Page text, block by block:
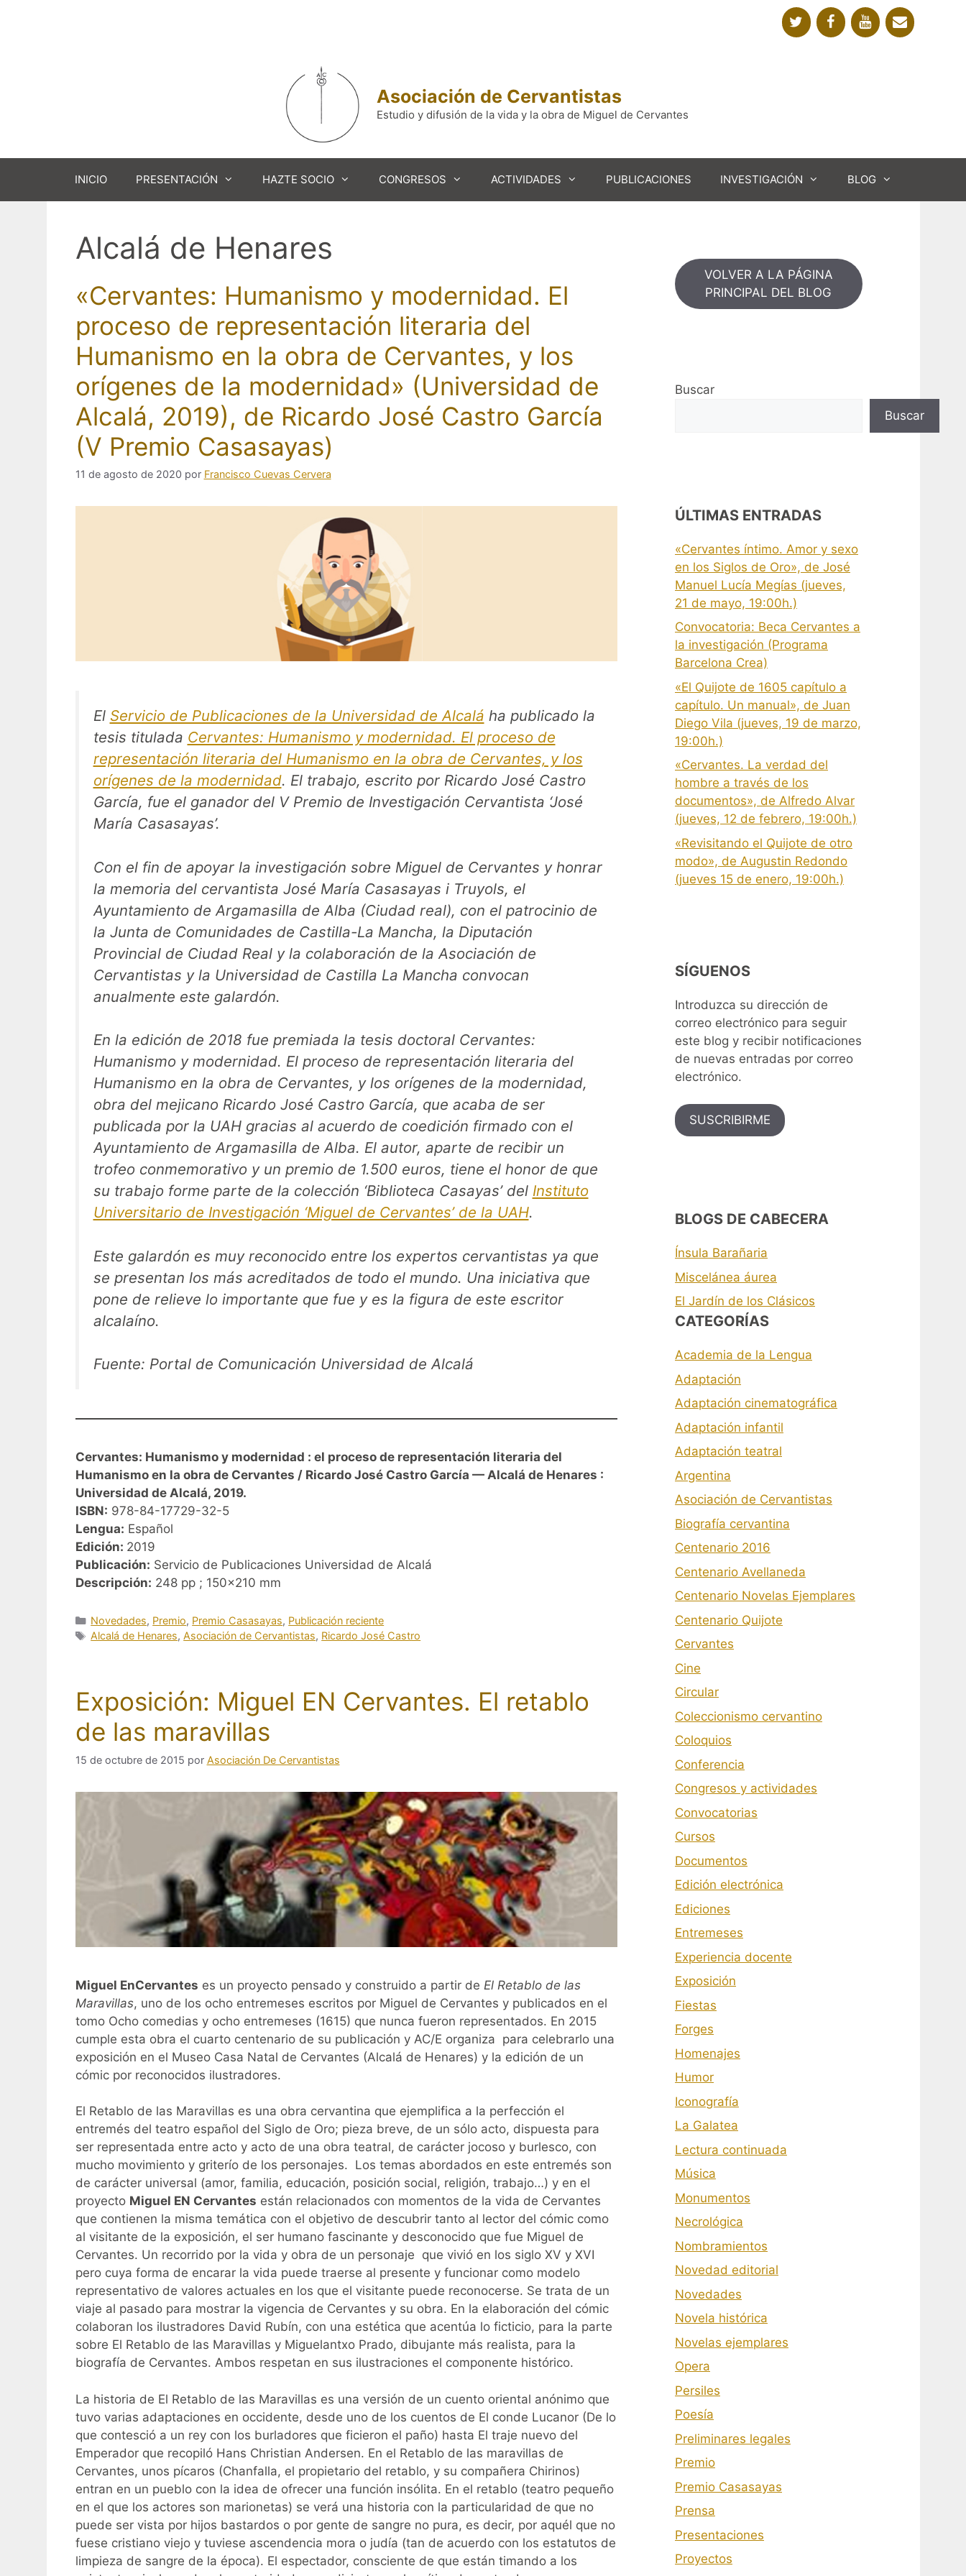
Asociación de Cervantistas
Estudio y difusión de la vida y la obra de Miguel de Cervantes
INICIO PRESENTACIÓN HAZTE SOCIO CONGRESOS ACTIVIDADES PUBLICACIONES INVESTIGACIÓN BLOG
Alcalá de Henares
«Cervantes: Humanismo y modernidad. El
proceso de representación literaria del
Humanismo en la obra de Cervantes, y los
orígenes de la modernidad» (Universidad de
Alcalá, 2019), de Ricardo José Castro García
(V Premio Casasayas)
11 de agosto de 2020 por Francisco Cuevas Cervera
El Servicio de Publicaciones de la Universidad de Alcalá ha publicado la
tesis titulada Cervantes: Humanismo y modernidad. El proceso de
representación literaria del Humanismo en la obra de Cervantes, y los
orígenes de la modernidad. El trabajo, escrito por Ricardo José Castro
García, fue el ganador del V Premio de Investigación Cervantista ‘José
María Casasayas’.
Con el fin de apoyar la investigación sobre Miguel de Cervantes y honrar
la memoria del cervantista José María Casasayas i Truyols, el
Ayuntamiento de Argamasilla de Alba (Ciudad real), con el patrocinio de
la Junta de Comunidades de Castilla-La Mancha, la Diputación
Provincial de Ciudad Real y la colaboración de la Asociación de
Cervantistas y la Universidad de Castilla La Mancha convocan
anualmente este galardón.
En la edición de 2018 fue premiada la tesis doctoral Cervantes:
Humanismo y modernidad. El proceso de representación literaria del
Humanismo en la obra de Cervantes, y los orígenes de la modernidad,
obra del mejicano Ricardo José Castro García, que acaba de ser
publicada por la UAH gracias al acuerdo de coedición firmado con el
Ayuntamiento de Argamasilla de Alba. El autor, aparte de recibir un
trofeo conmemorativo y un premio de 1.500 euros, tiene el honor de que
su trabajo forme parte de la colección ‘Biblioteca Casayas’ del Instituto
Universitario de Investigación ‘Miguel de Cervantes’ de la UAH.
Este galardón es muy reconocido entre los expertos cervantistas ya que
se presentan los más acreditados de todo el mundo. Una iniciativa que
pone de relieve lo importante que fue y es la figura de este escritor
alcalaíno.
Fuente: Portal de Comunicación Universidad de Alcalá
Cervantes: Humanismo y modernidad : el proceso de representación literaria del
Humanismo en la obra de Cervantes / Ricardo José Castro García — Alcalá de Henares :
Universidad de Alcalá, 2019.
ISBN: 978-84-17729-32-5
Lengua: Español
Edición: 2019
Publicación: Servicio de Publicaciones Universidad de Alcalá
Descripción: 248 pp ; 150×210 mm
Categorías
Novedades, Premio, Premio Casasayas, Publicación reciente
Etiquetas
Alcalá de Henares,Asociación de Cervantistas, Ricardo José Castro
Exposición: Miguel EN Cervantes. El retablo
de las maravillas
15 de octubre de 2015 por Asociación De Cervantistas
Miguel EnCervantes es un proyecto pensado y construido a partir de El Retablo de las
Maravillas, uno de los ocho entremeses escritos por Miguel de Cervantes y publicados en el
tomo Ocho comedias y ocho entremeses (1615) que nunca fueron representados. En 2015
cumple esta obra el cuarto centenario de su publicación y AC/E organiza para celebrarlo una
exposición en el Museo Casa Natal de Cervantes (Alcalá de Henares) y la edición de un
cómic por reconocidos ilustradores.
El Retablo de las Maravillas es una obra cervantina que ejemplifica a la perfección el
entremés del teatro español del Siglo de Oro; pieza breve, de un sólo acto, dispuesta para
ser representada entre acto y acto de una obra teatral, de carácter jocoso y burlesco, con
mucho movimiento y griterío de los personajes. Los temas abordados en este entremés son
de carácter universal (amor, familia, educación, posición social, religión, trabajo…) y en el
proyecto Miguel EN Cervantes están relacionados con momentos de la vida de Cervantes
que contienen la misma temática con el objetivo de descubrir tanto al lector del cómic como
al visitante de la exposición, el ser humano fascinante y desconocido que fue Miguel de
Cervantes. Un recorrido por la vida y obra de un personaje que vivió en los siglo XV y XVI
pero cuya forma de encarar la vida puede traerse al presente y funcionar como modelo
representativo de valores actuales en los que el visitante puede reconocerse. Se trata de un
viaje al pasado para mostrar la vigencia de Cervantes y su obra. En la elaboración del cómic
colaboran los ilustradores David Rubín, con una estética que acentúa lo ficticio, para la parte
sobre El Retablo de las Maravillas y Miguelantxo Prado, dibujante más realista, para la
biografía de Cervantes. Ambos respetan en sus ilustraciones el componente histórico.
La historia de El Retablo de las Maravillas es una versión de un cuento oriental anónimo que
tuvo varias adaptaciones en occidente, desde uno de los cuentos de El conde Lucanor (De lo
que contesció a un rey con los burladores que ficieron el paño) hasta El traje nuevo del
Emperador que recopiló Hans Christian Andersen. En el Retablo de las maravillas de
Cervantes, unos pícaros (Chanfalla, el propietario del retablo, y su compañera Chirinos)
entran en un pueblo con la idea de ofrecer una función insólita. En el retablo (teatro pequeño
en el que los actores son marionetas) se verá una historia con la particularidad de que no
puede ser vista por hijos bastardos o por gente de sangre no pura, es decir, por aquél que no
fuese cristiano viejo y tuviese ascendencia mora o judía (tan de acuerdo con los estatutos de
limpieza de sangre de la época). El espectador, consciente de que están timando a los
VOLVER A LA PÁGINA
PRINCIPAL DEL BLOG
Buscar
Buscar
ÚLTIMAS ENTRADAS
«Cervantes íntimo. Amor y sexo
en los Siglos de Oro», de José
Manuel Lucía Megías (jueves,
21 de mayo, 19:00h.)
Convocatoria: Beca Cervantes a
la investigación (Programa
Barcelona Crea)
«El Quijote de 1605 capítulo a
capítulo. Un manual», de Juan
Diego Vila (jueves, 19 de marzo,
19:00h.)
«Cervantes. La verdad del
hombre a través de los
documentos», de Alfredo Alvar
(jueves, 12 de febrero, 19:00h.)
«Revisitando el Quijote de otro
modo», de Augustin Redondo
(jueves 15 de enero, 19:00h.)
SÍGUENOS
Introduzca su dirección de
correo electrónico para seguir
este blog y recibir notificaciones
de nuevas entradas por correo
electrónico.
SUSCRIBIRME
BLOGS DE CABECERA
Ínsula Barañaria
Miscelánea áurea
El Jardín de los Clásicos
CATEGORÍAS
Academia de la Lengua
Adaptación
Adaptación cinematográfica
Adaptación infantil
Adaptación teatral
Argentina
Asociación de Cervantistas
Biografía cervantina
Centenario 2016
Centenario Avellaneda
Centenario Novelas Ejemplares
Centenario Quijote
Cervantes
Cine
Circular
Coleccionismo cervantino
Coloquios
Conferencia
Congresos y actividades
Convocatorias
Cursos
Documentos
Edición electrónica
Ediciones
Entremeses
Experiencia docente
Exposición
Fiestas
Forges
Homenajes
Humor
Iconografía
La Galatea
Lectura continuada
Música
Monumentos
Necrológica
Nombramientos
Novedad editorial
Novedades
Novela histórica
Novelas ejemplares
Opera
Persiles
Poesía
Preliminares legales
Premio
Premio Casasayas
Prensa
Presentaciones
Proyectos